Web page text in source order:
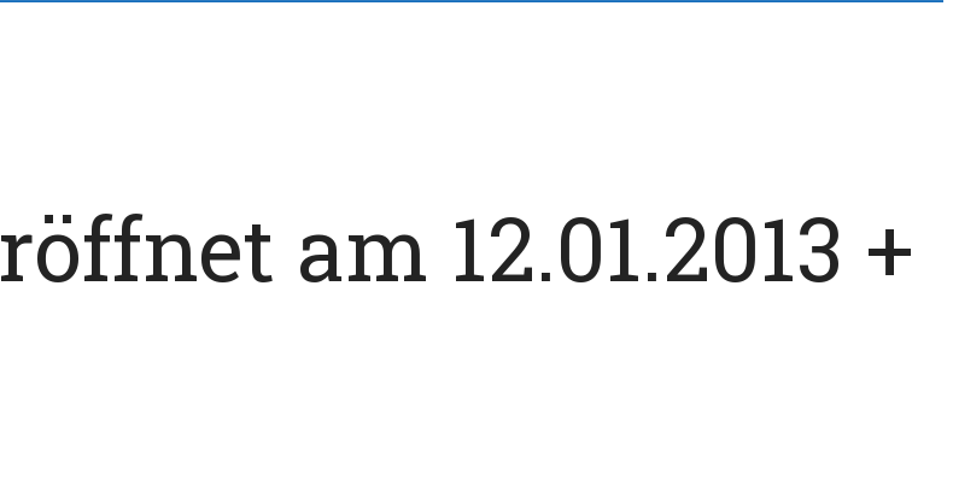
am 12.01.2013 +